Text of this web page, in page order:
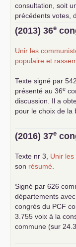
consultation, soit
précédents votes,
... lire la suite
(2013) 36e
Unir les
populaire et
Texte signé par
présenté au 36e
discussion. Il a
pour le choix de la
(2016) 37e
Texte nr 3, Unir
son résumé
Signé par 626
départements
congrès du PCF
3.755 voix à la
commune (sur